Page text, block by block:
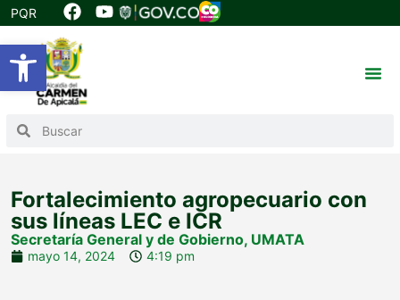
Abrir barra de herramientas
PQR
Fortalecimiento agropecuario con
sus líneas LEC e ICR
Secretaría General y de Gobierno, UMATA
mayo 14, 2024 4:19 pm